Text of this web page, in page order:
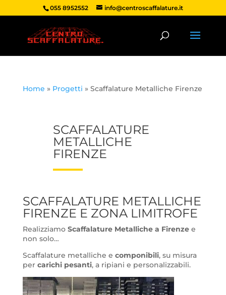
055 8952552 info@centroscaffalature.it
Home » Progetti » Scaffalature Metalliche Firenze
SCAFFALATURE
METALLICHE
FIRENZE
SCAFFALATURE METALLICHE
FIRENZE E ZONA LIMITROFE
Realizziamo Scaffalature Metalliche a Firenzee
non solo…
Scaffalature metalliche e componibili, su misura
per carichi pesanti, a ripiani e personalizzabili.